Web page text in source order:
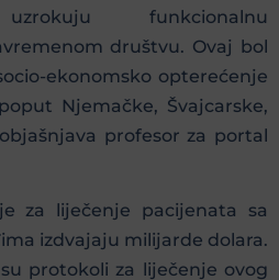
funkcionalnu
društvu. Ovaj bol
ekonomsko opterećenje
Njemačke, Švajcarske,
profesor za portal
za liječenje pacijenata sa
izdvajaju milijarde dolara.
protokoli za liječenje ovog